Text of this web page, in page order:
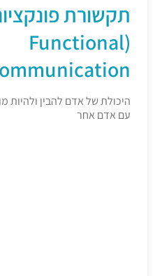
תקשורת
(Functional
היכולת של אדם להבין ולהיות
עם אדם אחר